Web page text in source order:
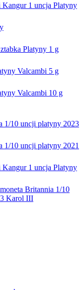
1 uncja Platyny
Platyny 1 g
Valcambi 5 g
Valcambi 10 g
1/10 uncji platyny 2023
1/10 uncji platyny 2021
1 uncja Platyny
Britannia 1/10
Karol III